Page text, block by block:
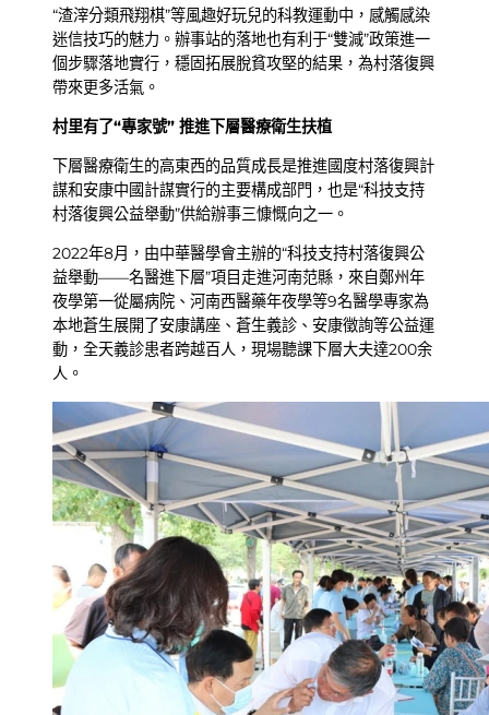
“渣滓分類飛翔棋”等風趣好玩兒的科教運動中，感觸感染
迷信技巧的魅力。辦事站的落地也有利于“雙減”政策進一
個步驟落地實行，穩固拓展脫貧攻堅的結果，為村落復興
帶來更多活氣。
村里有了“專家號” 推進下層醫療衛生扶植
下層醫療衛生的高東西的品質成長是推進國度村落復興計
謀和安康中國計謀實行的主要構成部門，也是“科技支持
村落復興公益舉動”供給辦事三慷慨向之一。
2022年8月，由中華醫學會主辦的“科技支持村落復興公
益舉動——名醫進下層”項目走進河南范縣，來自鄭州年
夜學第一從屬病院、河南西醫藥年夜學等9名醫學專家為
本地蒼生展開了安康講座、蒼生義診、安康徵詢等公益運
動，全天義診患者跨越百人，現場聽課下層大夫達200余
人。